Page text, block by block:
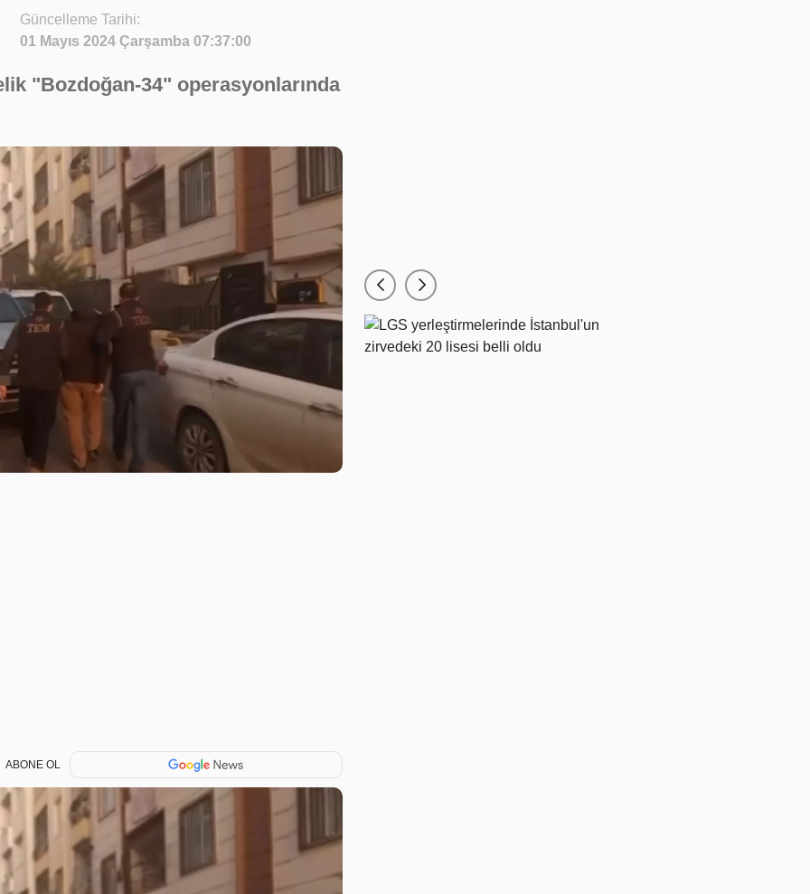
Güncelleme Tarihi:
01 Mayıs 2024 Çarşamba 07:37:00
"Bozdoğan-34" operasyonlarında
ABONE OL